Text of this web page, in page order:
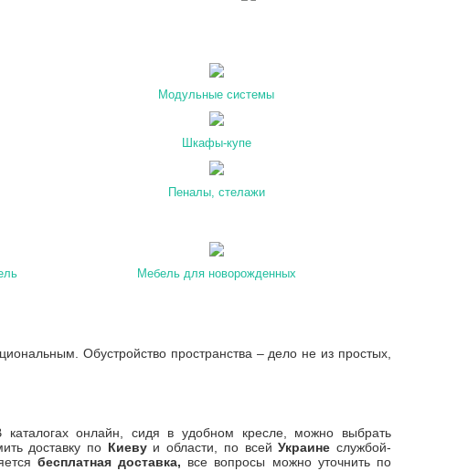
Модульные системы
Шкафы-купе
Пеналы, стелажи
Мебель для новорожденных
Обустройство пространства – дело не из простых,
онлайн, сидя в удобном кресле, можно выбрать
доставку по Киевуи области, по всейУкраине службой-
бесплатная доставка, все вопросы можно уточнить по